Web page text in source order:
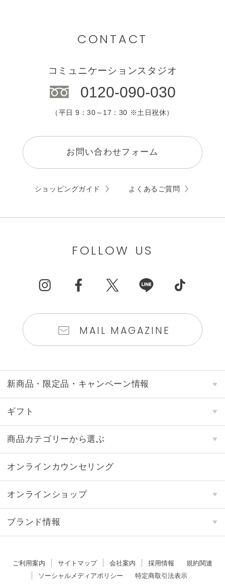
CONTACT
コミュニケーションスタジオ
0120-090-030
（平日 9：30～17：30 ※土日祝休）
お問い合わせフォーム
ショッピングガイド よくあるご質問
FOLLOW US
MAIL MAGAZINE
新商品・限定品・キャンペーン情報
ギフト
商品カテゴリーから選ぶ
オンラインカウンセリング
オンラインショップ
ブランド情報
ご利用案内 サイトマップ 会社案内 採用情報
規約関連
ソーシャルメディアポリシー
特定商取引法表示